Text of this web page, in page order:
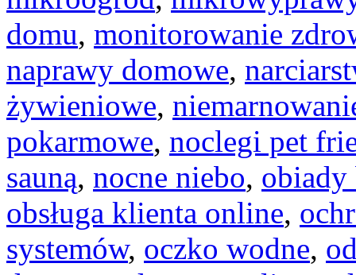
domu, monitorowanie
naprawy domowe,
żywieniowe,
pokarmowe, noclegi pet
sauną, nocne niebo, obiady
obsługa klienta online,
systemów, oczko wodne,